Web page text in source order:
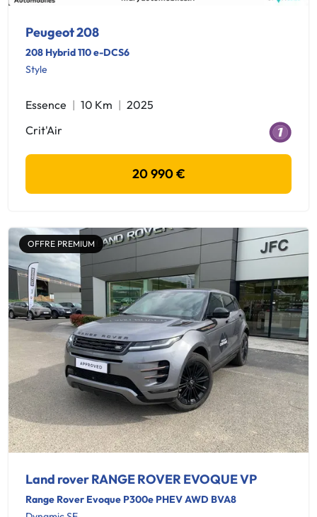
Peugeot 208
208 Hybrid 110 e-DCS6
Style
Essence 10 Km
2025
Crit'Air
20 990 €
OFFRE PREMIUM
Land rover RANGE ROVER EVOQUE VP
Range Rover Evoque P300e PHEV AWD BVA8